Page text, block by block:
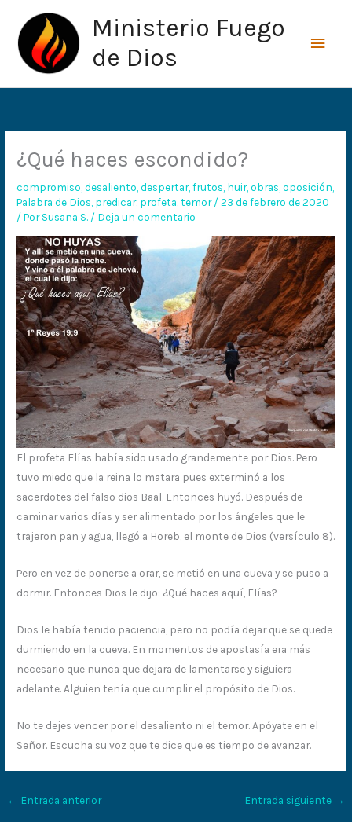
contenido
Ministerio Fuego
de Dios
¿Qué haces escondido?
compromiso ,desaliento ,despertar,frutos huir,obras ,oposición
Palabra de Dios predicar, profeta ,temor/23 de febrero de 2020
/ PorSusana S. / Deja un comentario
El profeta Elías había sido usado grandemente por Dios. Pero
tuvo miedo que la reina lo matara pues exterminó a los
sacerdotes del falso dios Baal. Entonces huyó. Después de
caminar varios días y ser alimentado por los ángeles que le
trajeron pan y agua, llegó a Horeb, el monte de Dios (versículo 8).
Pero en vez de ponerse a orar, se metió en una cueva y se puso a
dormir. Entonces Dios le dijo: ¿Qué haces aquí, Elías?
Dios le había tenido paciencia, pero no podía dejar que se quede
durmiendo en la cueva. En momentos de apostasía era más
necesario que nunca que dejara de lamentarse y siguiera
adelante. Alguien tenía que cumplir el propósito de Dios.
No te dejes vencer por el desaliento ni el temor. Apóyate en el
Señor. Escucha su voz que te dice que es tiempo de avanzar.
← Entrada anterior Entrada siguiente →